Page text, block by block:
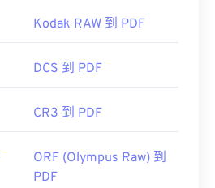
Kodak RAW 到 PDF
DCS 到 PDF
CR3 到 PDF
ORF (Olympus Raw) 到
PDF